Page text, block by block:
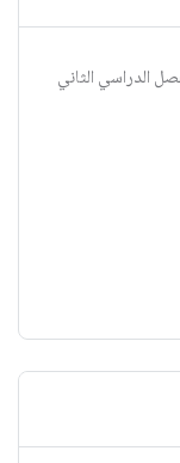
الدراسي الثاني